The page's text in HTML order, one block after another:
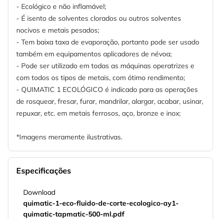
- Ecológico e não inflamável;
- É isento de solventes clorados ou outros solventes
nocivos e metais pesados;
- Tem baixa taxa de evaporação, portanto pode ser usado
também em equipamentos aplicadores de névoa;
- Pode ser utilizado em todas as máquinas operatrizes e
com todos os tipos de metais, com ótimo rendimento;
- QUIMATIC 1 ECOLÓGICO é indicado para as operações
de rosquear, fresar, furar, mandrilar, alargar, acabar, usinar,
repuxar, etc. em metais ferrosos, aço, bronze e inox;
*Imagens meramente ilustrativas.
Especificações
Download
quimatic-1-eco-fluido-de-corte-ecologico-ay1-
quimatic-tapmatic-500-ml.pdf